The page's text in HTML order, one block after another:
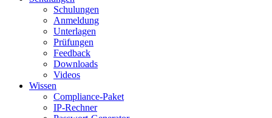
Schulungen
Anmeldung
Unterlagen
Prüfungen
Feedback
Downloads
Videos
Wissen
Compliance-Paket
IP-Rechner